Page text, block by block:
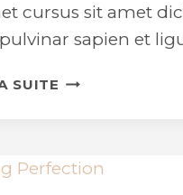
cursus sit amet
sapien et
SUITE HOME